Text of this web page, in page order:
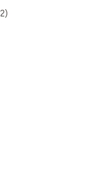
22
productos